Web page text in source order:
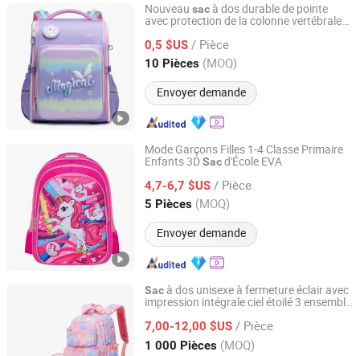
Nouveau sac à dos durable de pointe
avec protection de la colonne vertébrale
0,5 $US / Pièce
10 Pièces (MOQ)
Envoyer demande
Skylark Network Co., Ltd.
Zhejiang, China Depuis 2022
Mode Garçons Filles 1-4 Classe Primaire
Enfants 3DSacd'École EVA
4,7-6,7 $US / Pièce
5 Pièces (MOQ)
Envoyer demande
Guangzhou Haoen Leather Co., Ltd.
Guangdong, China Depuis 2017
Sac à dos unisexe à fermeture éclair avec
impression intégrale ciel étoilé 3 ensemble
7,00-12,00 $US / Pièce
1 000 Pièces (MOQ)
Xiamen Chuanghuasheng Imp.& Exp.Co., Ltd.
Fujian, China Depuis 2022